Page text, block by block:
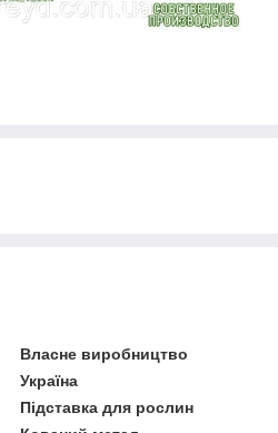
Власне виробництво
Україна
Підставка для рослин